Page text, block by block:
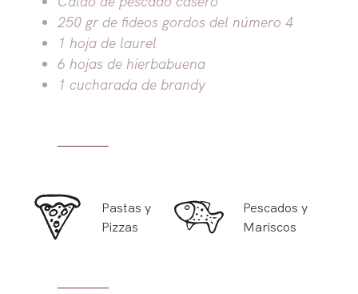
250 gr de fideos gordos del número 4
1 hoja de laurel
6 hojas de hierbabuena
1 cucharada de brandy
Pastas y
Pizzas
Pescados y
Mariscos